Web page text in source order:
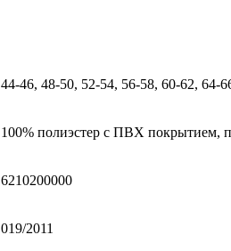
44-46, 48-50, 52-54, 56-58, 60-62, 64-
100% полиэстер с ПВХ покрытием,
6210200000
019/2011